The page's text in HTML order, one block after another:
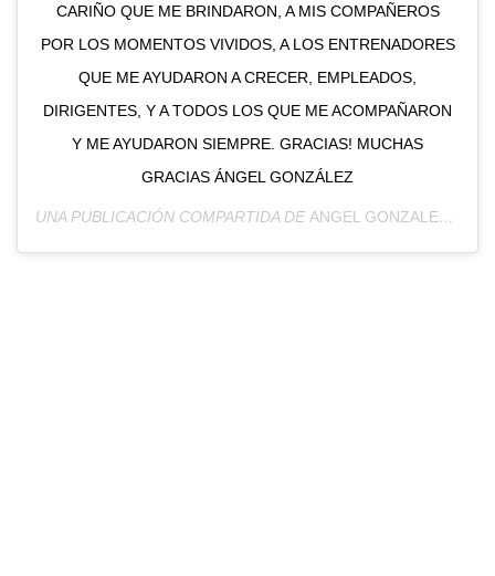
CARIÑO QUE ME BRINDARON, A MIS COMPAÑEROS
POR LOS MOMENTOS VIVIDOS, A LOS ENTRENADORES
QUE ME AYUDARON A CRECER, EMPLEADOS,
DIRIGENTES, Y A TODOS LOS QUE ME ACOMPAÑARON
Y ME AYUDARON SIEMPRE. GRACIAS! MUCHAS
GRACIAS ÁNGEL GONZÁLEZ
UNA PUBLICACIÓN COMPARTIDA DE ANGEL GONZALEZ